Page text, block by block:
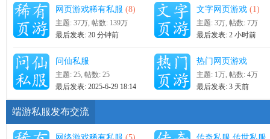
网页游戏稀有私服 (8)
主题: 37万, 帖数: 139万
最后发表: 20 分钟前
文字网页游戏 (1)
主题: 3万, 帖数: 7万
最后发表: 2 小时前
问仙私服
主题: 25, 帖数: 25
最后发表: 2025-6-29 18:14
热门网页游戏
主题: 1万, 帖数: 4万
最后发表: 3 天前
端游私服发布交流